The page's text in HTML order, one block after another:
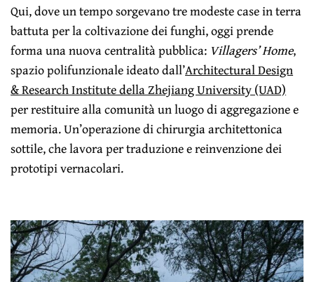
Qui, dove un tempo sorgevano tre modeste case in terra
battuta per la coltivazione dei funghi, oggi prende
forma una nuova centralità pubblica: Villagers’ Home,
spazio polifunzionale ideato dall’Architectural Design
& Research Institute della Zhejiang University (UAD)
per restituire alla comunità un luogo di aggregazione e
memoria. Un’operazione di chirurgia architettonica
sottile, che lavora per traduzione e reinvenzione dei
prototipi vernacolari.